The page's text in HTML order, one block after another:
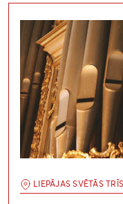
LIEPĀJAS SVĒTĀS